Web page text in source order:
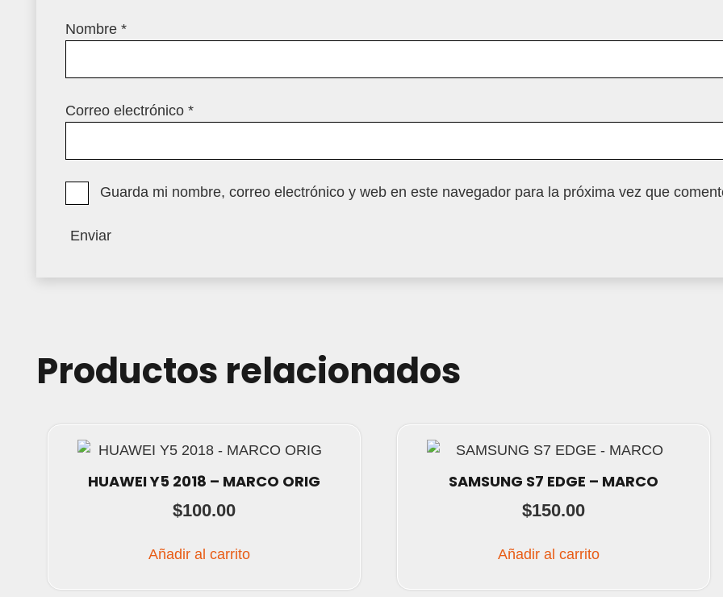
Nombre *
Correo electrónico *
Guarda mi nombre, correo electrónico y web en este navegador para la próxima vez que
Productos relacionados
HUAWEI Y5 2018 – MARCO ORIG
$100.00
Añadir al carrito
SAMSUNG S7 EDGE – MARCO
$150.00
Añadir al carrito